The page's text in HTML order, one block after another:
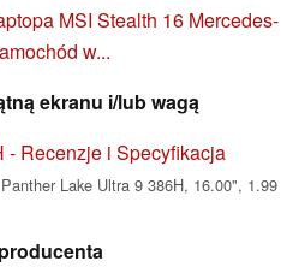
MSI Stealth 16 Mercedes-
w...
ekranu i/lub wagą
- Recenzje i Specyfikacja
Lake Ultra 9 386H, 16.00", 1.99